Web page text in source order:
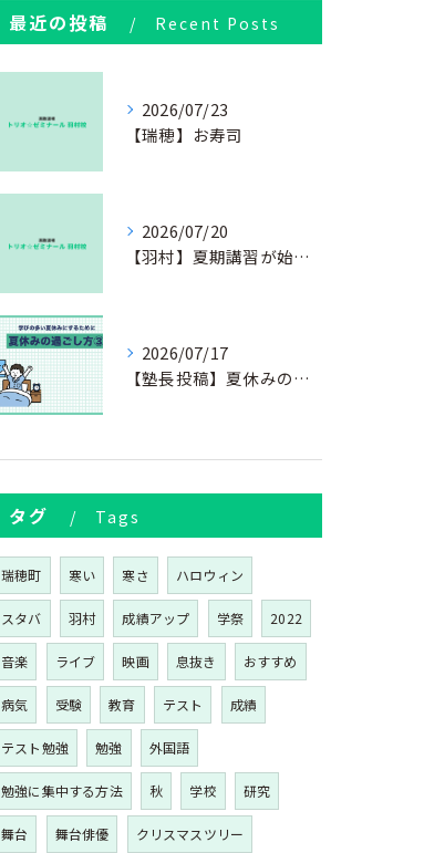
最近の投稿 Recent Posts
2026/07/23
【瑞穂】お寿司
2026/07/20
【羽村】夏期講習が始まりました
2026/07/17
【塾長投稿】夏休みの過ごし方③
タグ Tags
瑞穂町 寒い 寒さ ハロウィン
スタバ 羽村 成績アップ 学祭 2022
音楽 ライブ 映画 息抜き おすすめ
病気 受験 教育 テスト 成績
テスト勉強 勉強 外国語
勉強に集中する方法 秋 学校 研究
舞台 舞台俳優 クリスマスツリー